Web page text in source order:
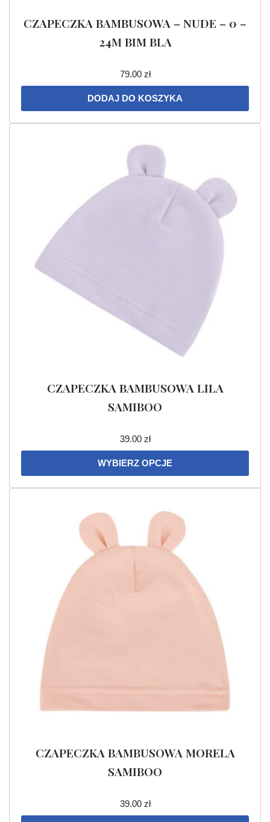
CZAPECZKA BAMBUSOWA – NUDE – 0 –
24M BIM BLA
79.00 zł
DODAJ DO KOSZYKA
CZAPECZKA BAMBUSOWA LILA
SAMIBOO
39.00 zł
WYBIERZ OPCJE
CZAPECZKA BAMBUSOWA MORELA
SAMIBOO
39.00 zł